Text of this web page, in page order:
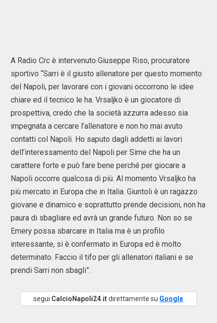
A Radio Crc è intervenuto Giuseppe Riso, procuratore
sportivo “Sarri è il giusto allenatore per questo momento
del Napoli, per lavorare con i giovani occorrono le idee
chiare ed il tecnico le ha. Vrsaljko è un giocatore di
prospettiva, credo che la società azzurra adesso sia
impegnata a cercare l’allenatore e non ho mai avuto
contatti col Napoli. Ho saputo dagli addetti ai lavori
dell’interessamento del Napoli per Sime che ha un
carattere forte e può fare bene perché per giocare a
Napoli occorre qualcosa di più. Al momento Vrsaljko ha
più mercato in Europa che in Italia. Giuntoli è un ragazzo
giovane e dinamico e soprattutto prende decisioni, non ha
paura di sbagliare ed avrà un grande futuro. Non so se
Emery possa sbarcare in Italia ma è un profilo
interessante, si è confermato in Europa ed è molto
determinato. Faccio il tifo per gli allenatori italiani e se
prendi Sarri non sbagli”.
segui CalcioNapoli24.itdirettamente su Google